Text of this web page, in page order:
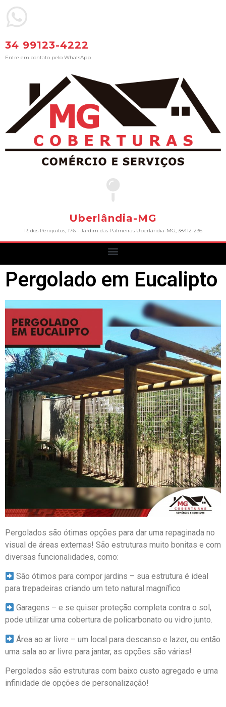
34 99123-4222
Entre em contato pelo WhatsApp
Uberlândia-MG
R. dos Periquitos, 176 - Jardim das Palmeiras Uberlândia-MG, 38412-236
Pergolado em Eucalipto
Pergolados são ótimas opções para dar uma repaginada no
visual de áreas externas! São estruturas muito bonitas e com
diversas funcionalidades, como:
São ótimos para compor jardins – sua estrutura é ideal
para trepadeiras criando um teto natural magnífico
Garagens – e se quiser proteção completa contra o sol,
pode utilizar uma cobertura de policarbonato ou vidro junto.
Área ao ar livre – um local para descanso e lazer, ou então
uma sala ao ar livre para jantar, as opções são várias!
Pergolados são estruturas com baixo custo agregado e uma
infinidade de opções de personalização!